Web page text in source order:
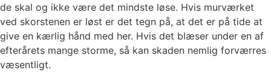
de skal og ikke være det mindste løse. Hvis murværket
ved skorstenen er løst er det tegn på, at det er på tide at
give en kærlig hånd med her. Hvis det blæser under en af
efterårets mange storme, så kan skaden nemlig forværres
væsentligt.